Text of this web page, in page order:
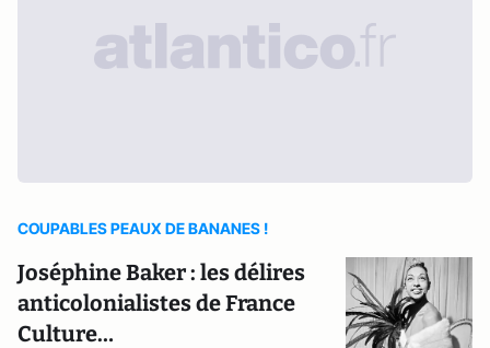
COUPABLES PEAUX DE BANANES !
Joséphine Baker : les délires
anticolonialistes de France
Culture…